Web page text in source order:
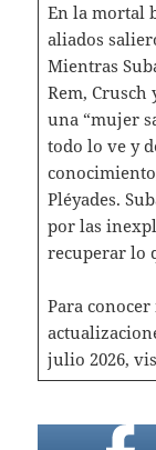
En la mortal
aliados
Mientras
Rem, Crusch
una “mujer
todo lo ve y
Pléyades.
por las
recuperar lo
Para
julio 2026,